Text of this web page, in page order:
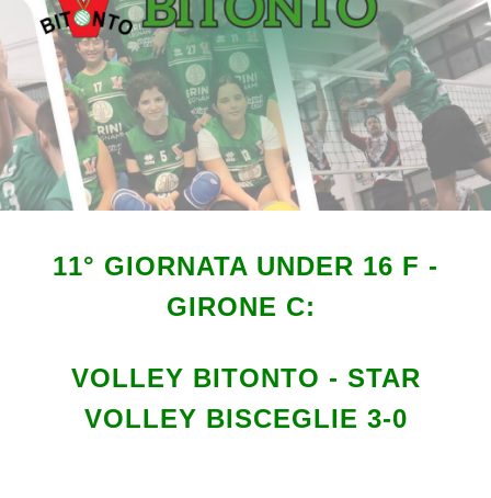
11° GIORNATA UNDER 16 F -
GIRONE C:
VOLLEY BITONTO - STAR
VOLLEY BISCEGLIE 3-0